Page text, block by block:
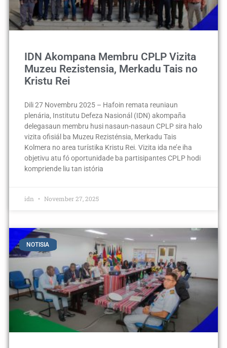
IDN Akompana Membru CPLP Vizita
Muzeu Rezistensia, Merkadu Tais no
Kristu Rei
Dili 27 Novembru 2025 – Hafoin remata reuniaun
plenária, Institutu Defeza Nasionál (IDN) akompaña
delegasaun membru husi nasaun-nasaun CPLP sira halo
vizita ofisiál ba Muzeu Rezisténsia, Merkadu Tais
Kolmera no area turístika Kristu Rei. Vizita ida ne’e iha
objetivu atu fó oportunidade ba partisipantes CPLP hodi
kompriende liu tan istória
idn November 27, 2025
NOTISIA